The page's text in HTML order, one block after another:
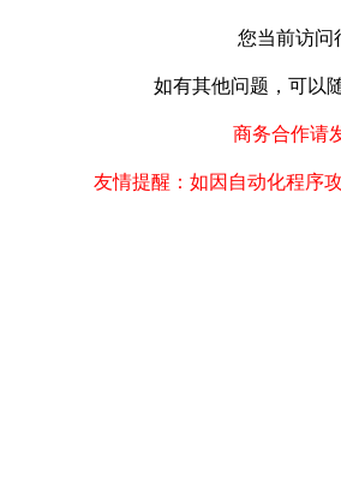
您当前访问
如有其他问题，可以
商务合作请
友情提醒：如因自动化程序